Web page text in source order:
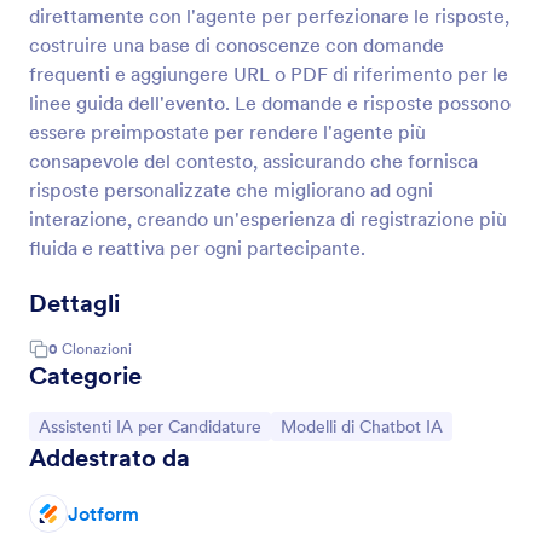
direttamente con l'agente per perfezionare le risposte,
costruire una base di conoscenze con domande
frequenti e aggiungere URL o PDF di riferimento per le
linee guida dell'evento. Le domande e risposte possono
essere preimpostate per rendere l'agente più
consapevole del contesto, assicurando che fornisca
risposte personalizzate che migliorano ad ogni
interazione, creando un'esperienza di registrazione più
fluida e reattiva per ogni partecipante.
Dettagli
0 Clonazioni
Categorie
Vai alla Categoria:
Assistenti IA per Candidature Vai alla Categoria:
Modelli di Chatbot IA
Addestrato da
Jotform